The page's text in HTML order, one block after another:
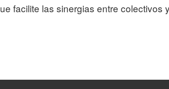
facilite las sinergias entre colectivos